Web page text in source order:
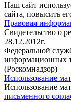
Наш сайт
сайта, повысить
Правовая
Свидетельство о
28.12.2012г.
Федеральной
информационных
(Роскомнадзор)
Использование
Использование
письменного